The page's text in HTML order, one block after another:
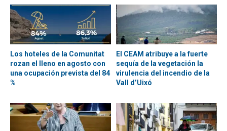
Los hoteles de la Comunitat
rozan el lleno en agosto con
una ocupación prevista del 84
%
El CEAM atribuye a la fuerte
sequía de la vegetación la
virulencia del incendio de la
Vall d’Uixó